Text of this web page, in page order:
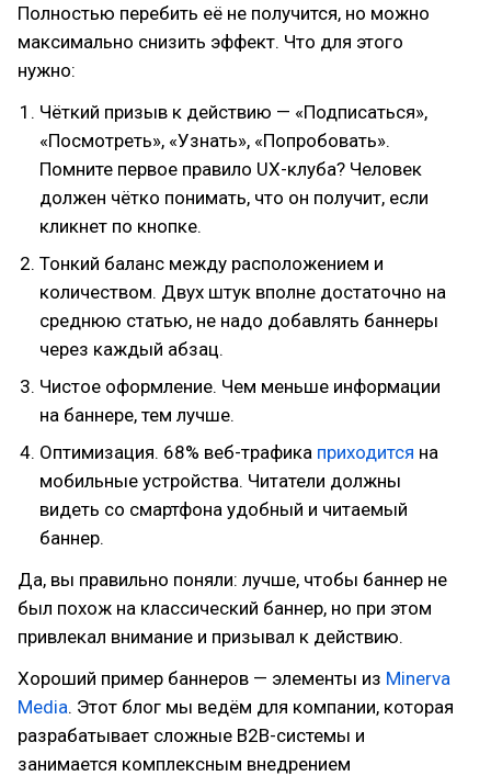
Полностью перебить её не получится, но можно
максимально снизить эффект. Что для этого
нужно:
Чёткий призыв к действию — «Подписаться»,
«Посмотреть», «Узнать», «Попробовать».
Помните первое правило UX-клуба? Человек
должен чётко понимать, что он получит, если
кликнет по кнопке.
Тонкий баланс между расположением и
количеством. Двух штук вполне достаточно на
среднюю статью, не надо добавлять баннеры
через каждый абзац.
Чистое оформление. Чем меньше информации
на баннере, тем лучше.
Оптимизация. 68% веб-трафика приходится на
мобильные устройства. Читатели должны
видеть со смартфона удобный и читаемый
баннер.
Да, вы правильно поняли: лучше, чтобы баннер не
был похож на классический баннер, но при этом
привлекал внимание и призывал к действию.
Хороший пример баннеров — элементы из Minerva
Media. Этот блог мы ведём для компании, которая
разрабатывает сложные B2B-системы и
занимается комплексным внедрением